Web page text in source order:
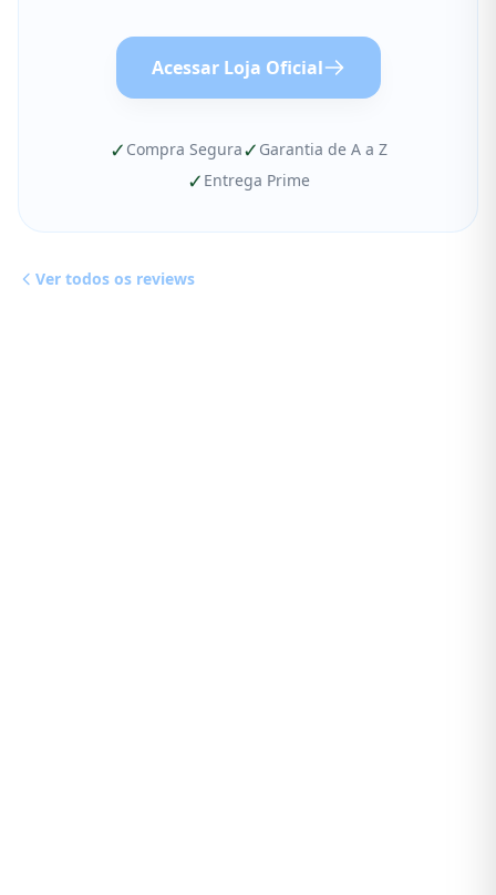
Acessar Loja Oficial
✓ Compra Segura✓ Garantia de A a Z
✓ Entrega Prime
Ver todos os reviews